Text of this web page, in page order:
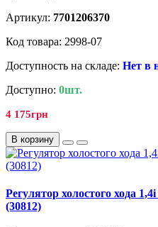
Артикул: 7701206370
Код товара: 2998-07
Доступность на складе: Нет в
Доступно: 0шт.
4 175грн
В корзину
Регулятор холостого хода
(30812)